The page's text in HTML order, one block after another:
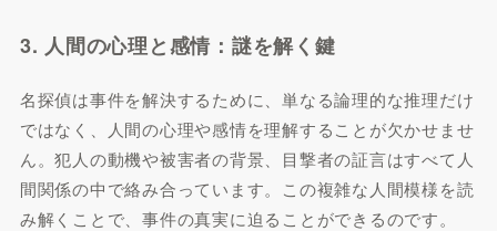
3. 人間の心理と感情：謎を解く鍵
名探偵は事件を解決するために、単なる論理的な推理だけ
ではなく、人間の心理や感情を理解することが欠かせませ
ん。犯人の動機や被害者の背景、目撃者の証言はすべて人
間関係の中で絡み合っています。この複雑な人間模様を読
み解くことで、事件の真実に迫ることができるのです。